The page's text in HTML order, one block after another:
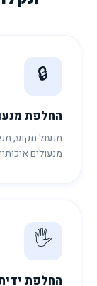
🔒
החלפת
מנעול תקוע,
מנעולים
🖐️
החלפת